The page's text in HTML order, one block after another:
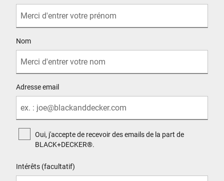
Nom
Adresse email
Oui, j'accepte de recevoir des emails de la part de
BLACK+DECKER®.
Intérêts (facultatif)